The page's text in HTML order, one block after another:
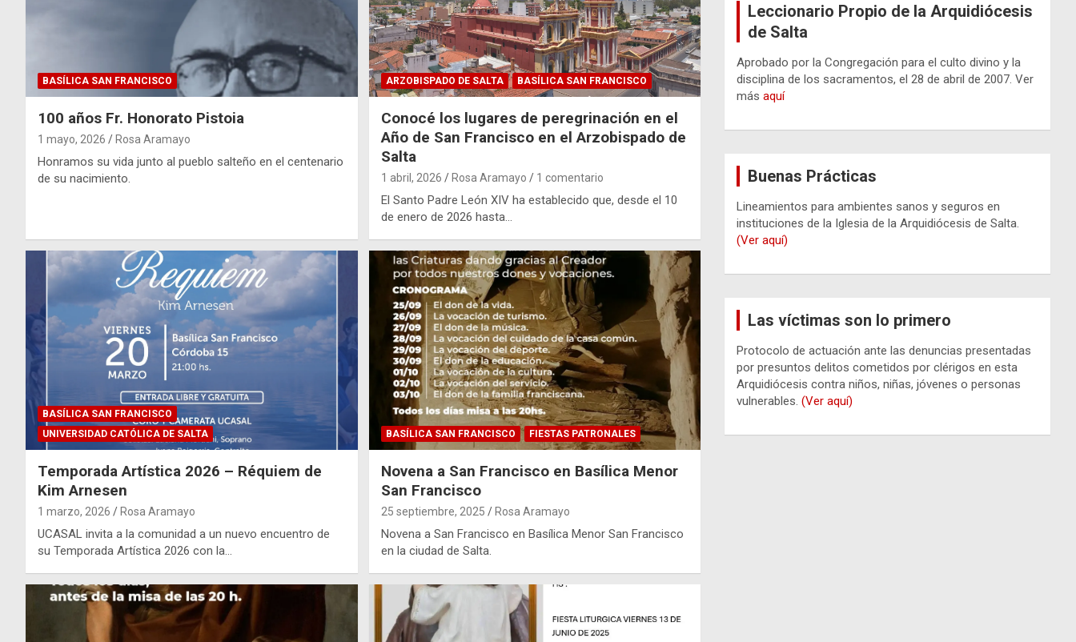
BASÍLICA SAN FRANCISCO
100 años Fr. Honorato Pistoia
1 mayo, 2026 Rosa Aramayo
Honramos su vida junto al pueblo salteño en el centenario
de su nacimiento.
ARZOBISPADO DE SALTA BASÍLICA SAN FRANCISCO
Conocé los lugares de peregrinación en el
Año de San Francisco en el Arzobispado de
Salta
1 abril, 2026 Rosa Aramayo 1 comentario
El Santo Padre León XIV ha establecido que, desde el 10
de enero de 2026 hasta…
BASÍLICA SAN FRANCISCO
UNIVERSIDAD CATÓLICA DE SALTA
Temporada Artística 2026 – Réquiem de
Kim Arnesen
1 marzo, 2026 Rosa Aramayo
UCASAL invita a la comunidad a un nuevo encuentro de
su Temporada Artística 2026 con la…
BASÍLICA SAN FRANCISCO FIESTAS PATRONALES
Novena a San Francisco en Basílica Menor
San Francisco
25 septiembre, 2025 Rosa Aramayo
Novena a San Francisco en Basílica Menor San Francisco
en la ciudad de Salta.
Leccionario Propio de la Arquidiócesis
de Salta
Aprobado por la Congregación para el culto divino y la
disciplina de los sacramentos, el 28 de abril de 2007. Ver
másaquí
Buenas Prácticas
Lineamientos para ambientes sanos y seguros en
instituciones de la Iglesia de la Arquidiócesis de Salta.
(Ver aquí)
Las víctimas son lo primero
Protocolo de actuación ante las denuncias presentadas
por presuntos delitos cometidos por clérigos en esta
Arquidiócesis contra niños, niñas, jóvenes o personas
vulnerables.(Ver aquí)